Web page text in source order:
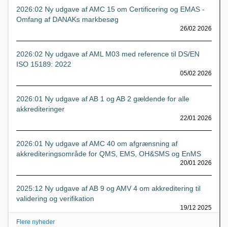
2026:02 Ny udgave af AMC 15 om Certificering og EMAS -
Omfang af DANAKs markbesøg
26/02 2026
2026:02 Ny udgave af AML M03 med reference til DS/EN
ISO 15189: 2022
05/02 2026
2026:01 Ny udgave af AB 1 og AB 2 gældende for alle
akkrediteringer
22/01 2026
2026:01 Ny udgave af AMC 40 om afgrænsning af
akkrediteringsområde for QMS, EMS, OH&SMS og EnMS
20/01 2026
2025:12 Ny udgave af AB 9 og AMV 4 om akkreditering til
validering og verifikation
19/12 2025
Flere nyheder